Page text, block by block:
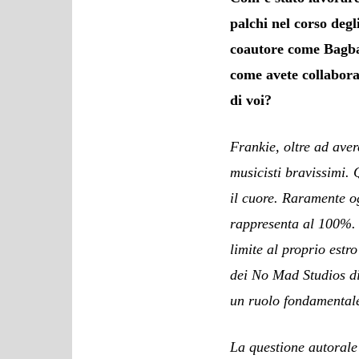
palchi nel corso
coautore come
come avete
di voi?
Frankie, oltre ad
musicisti bravissimi.
il cuore. Raramente
rappresenta al
limite al proprio
dei No Mad Studios
un ruolo
La questione